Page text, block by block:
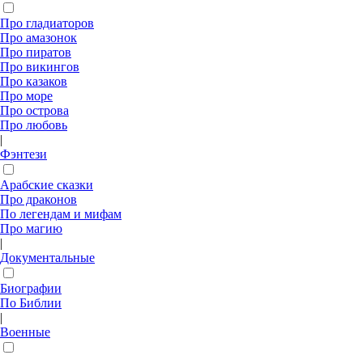
Про гладиаторов
Про амазонок
Про пиратов
Про викингов
Про казаков
Про море
Про острова
Про любовь
|
Фэнтези
Арабские сказки
Про драконов
По легендам и мифам
Про магию
|
Документальные
Биографии
По Библии
|
Военные